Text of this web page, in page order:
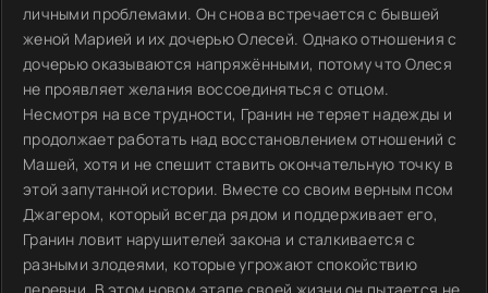
личными проблемами. Он снова встречается с бывшей
женой Марией и их дочерью Олесей. Однако отношения с
дочерью оказываются напряжёнными, потому что Олеся
не проявляет желания воссоединяться с отцом.
Несмотря на все трудности, Гранин не теряет надежды и
продолжает работать над восстановлением отношений с
Машей, хотя и не спешит ставить окончательную точку в
этой запутанной истории. Вместе со своим верным псом
Джагером, который всегда рядом и поддерживает его,
Гранин ловит нарушителей закона и сталкивается с
разными злодеями, которые угрожают спокойствию